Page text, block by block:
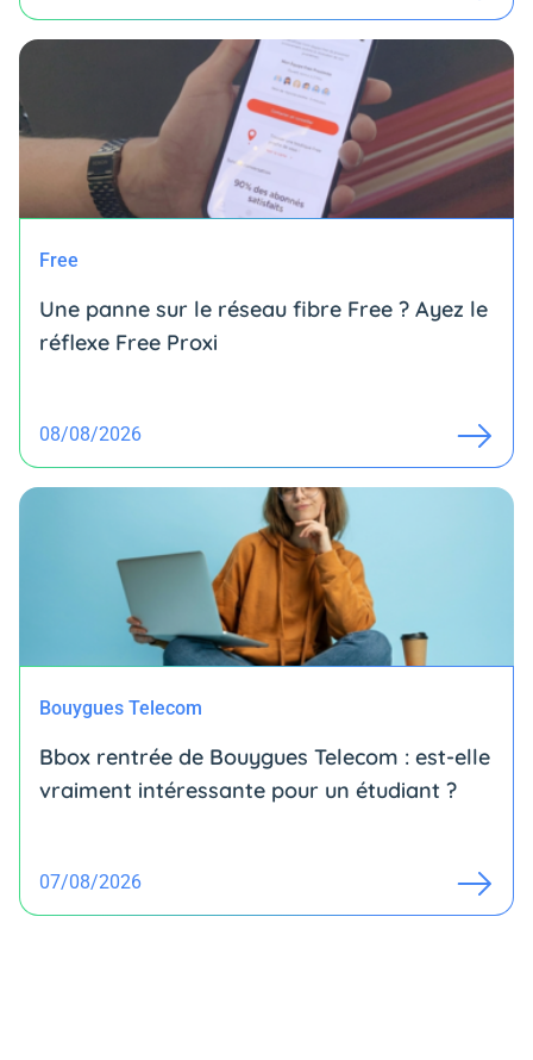
Free
Une panne sur le réseau fibre Free ? Ayez le
réflexe Free Proxi
08/08/2026
Bouygues Telecom
Bbox rentrée de Bouygues Telecom : est-elle
vraiment intéressante pour un étudiant ?
07/08/2026